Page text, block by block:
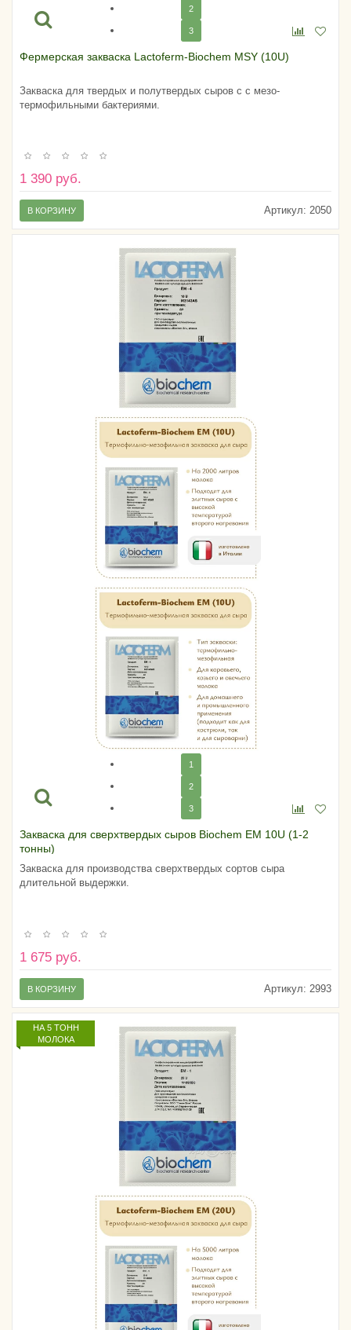
2
3
Фермерская закваска Lactoferm-Biochem MSY (10U)
Закваска для твердых и полутвердых сыров с с мезо-
термофильными бактериями.
1 390 руб.
Артикул: 2050
В КОРЗИНУ
1
2
3
Закваска для сверхтвердых сыров Biochem EM 10U (1-2
тонны)
Закваска для производства сверхтвердых сортов сыра
длительной выдержки.
1 675 руб.
Артикул: 2993
В КОРЗИНУ
НА 5 ТОНН
МОЛОКА